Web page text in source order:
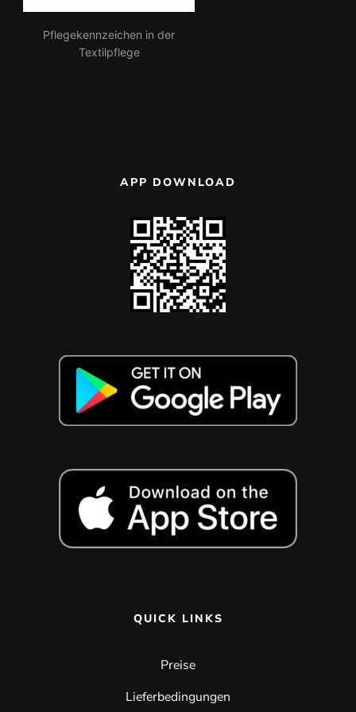
Pflegekennzeichen in der
Textilpflege
APP DOWNLOAD
QUICK LINKS
Preise
Lieferbedingungen